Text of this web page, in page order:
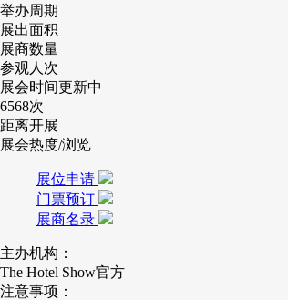
举办周期
展出面积
展商数量
参观人次
展会时间更新中
6568次
距离开展
展会热度/浏览
展位申请
门票预订
展商名录
主办机构：
The Hotel Show官方
注意事项：